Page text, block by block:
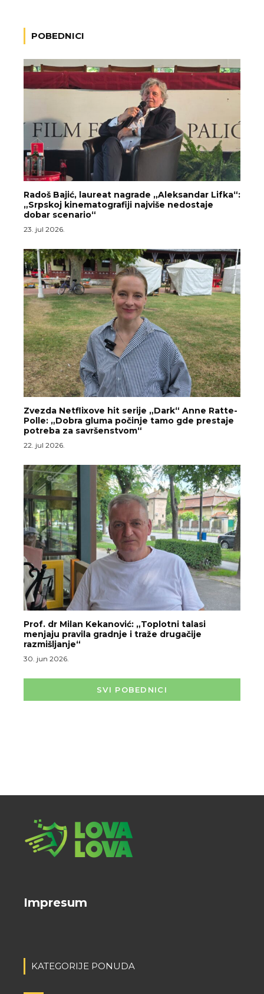
POBEDNICI
Radoš Bajić, laureat nagrade „Aleksandar Lifka“:
„Srpskoj kinematografiji najviše nedostaje
dobar scenario“
23. jul 2026.
Zvezda Netflixove hit serije „Dark“ Anne Ratte-
Polle: „Dobra gluma počinje tamo gde prestaje
potreba za savršenstvom“
22. jul 2026.
Prof. dr Milan Kekanović: „Toplotni talasi
menjaju pravila gradnje i traže drugačije
razmišljanje“
30. jun 2026.
SVI POBEDNICI
Impresum
KATEGORIJE PONUDA